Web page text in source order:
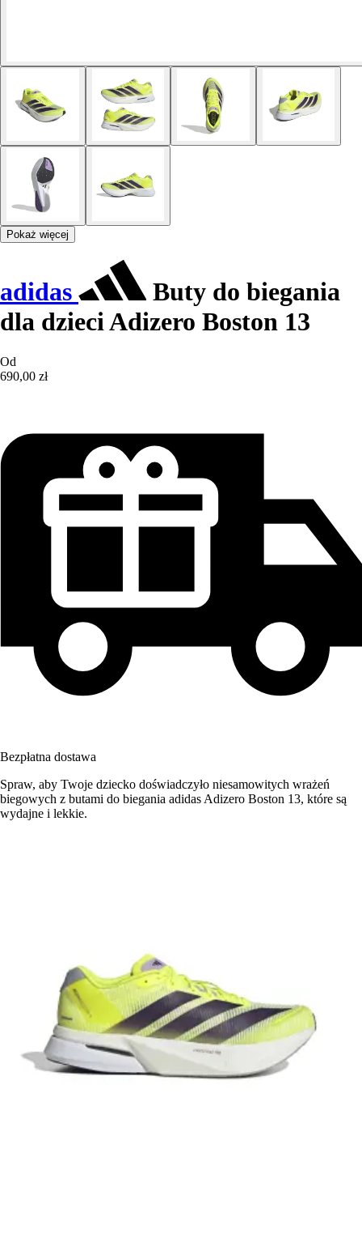
Pokaż więcej
adidas
Buty do biegania
dla dzieci Adizero Boston 13
Od
690,00 zł
Bezpłatna dostawa
Spraw, aby Twoje dziecko doświadczyło niesamowitych wrażeń
biegowych z butami do biegania adidas Adizero Boston 13, które są
wydajne i lekkie.